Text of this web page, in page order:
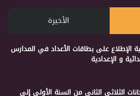
الأخيرة
الإطلاع على بطاقات الأعداد في المدارس
و الإعدادية
الثلاثي الثاني من السنة الأولى إلى